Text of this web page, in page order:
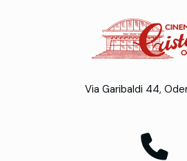
Via Garibaldi 44,